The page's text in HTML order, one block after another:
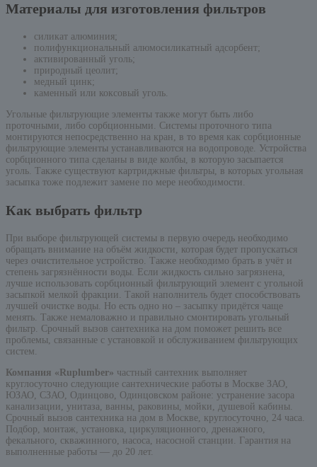
Материалы для изготовления фильтров
силикат алюминия;
полифункциональный алюмосиликатный адсорбент;
активированный уголь;
природный цеолит;
медный цинк;
каменный или коксовый уголь.
Угольные фильтрующие элементы также могут быть либо
проточными, либо сорбционными. Системы проточного типа
монтируются непосредственно на кран, в то время как сорбционные
фильтрующие элементы устанавливаются на водопроводе. Устройства
сорбционного типа сделаны в виде колбы, в которую засыпается
уголь. Также существуют картриджные фильтры, в которых угольная
засыпка тоже подлежит замене по мере необходимости.
Как выбрать фильтр
При выборе фильтрующей системы в первую очередь необходимо
обращать внимание на объём жидкости, которая будет пропускаться
через очистительное устройство. Также необходимо брать в учёт и
степень загрязнённости воды. Если жидкость сильно загрязнена,
лучше использовать сорбционный фильтрующий элемент с угольной
засыпкой мелкой фракции. Такой наполнитель будет способствовать
лучшей очистке воды. Но есть одно но – засыпку придётся чаще
менять. Также немаловажно и правильно смонтировать угольный
фильтр. Срочный вызов сантехника на дом поможет решить все
проблемы, связанные с установкой и обслуживанием фильтрующих
систем.
Компания «Ruplumber» частный сантехник выполняет
круглосуточно следующие сантехнические работы в Москве ЗАО,
ЮЗАО, СЗАО, Одинцово, Одинцовском районе: устранение засора
канализации, унитаза, ванны, раковины, мойки, душевой кабины.
Срочный вызов сантехника на дом в Москве, круглосуточно, 24 часа.
Подбор, монтаж, установка, циркуляционного, дренажного,
фекального, скважинного, насоса, насосной станции. Гарантия на
выполненные работы — до 20 лет.